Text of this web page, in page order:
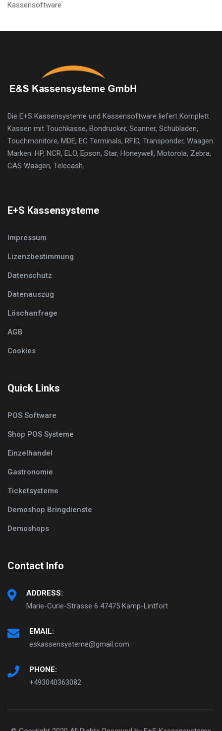
Kassensoftware
Die E+S Kassensysteme und Kassensoftware liefert Komplett
Kassen mit Touchkasse, Bondrucker, Scanner, Schubladen,
Touchmonitore, MDE, EC Terminals, RFID, Transponder, Waagen.
Marken: HP, NCR, ELO, Epson, Star, Honeywell, Motorola, Zebra,
CAS Waagen, Telecash.
E+S Kassensysteme
Impressum
Lizenzbestimmung
Datenschutz
Datenauszug
Löschanfrage
AGB
Cookies
Quick Links
POS Software
Shop POS Systeme
Einzelhandel
Gastronomie
Ticketsysteme
Demoshop Bringdienste
Demoshops
Contact Info
ADDRESS:
Marie-Curie-Strasse 6 47475 Kamp-Lintfort
EMAIL:
eskassensysteme@gmail.com
PHONE:
+493040363082